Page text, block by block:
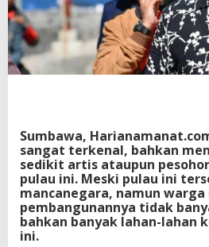
v
e
s
t
o
r
u
a
u
M
o
y
Sumbawa,
sangat terkenal, bahkan
sedikit artis ataupun
pulau ini. Meski pulau ini
mancanegara, namun
pembangunannya tidak
bahkan banyak lahan-lahan
ini.